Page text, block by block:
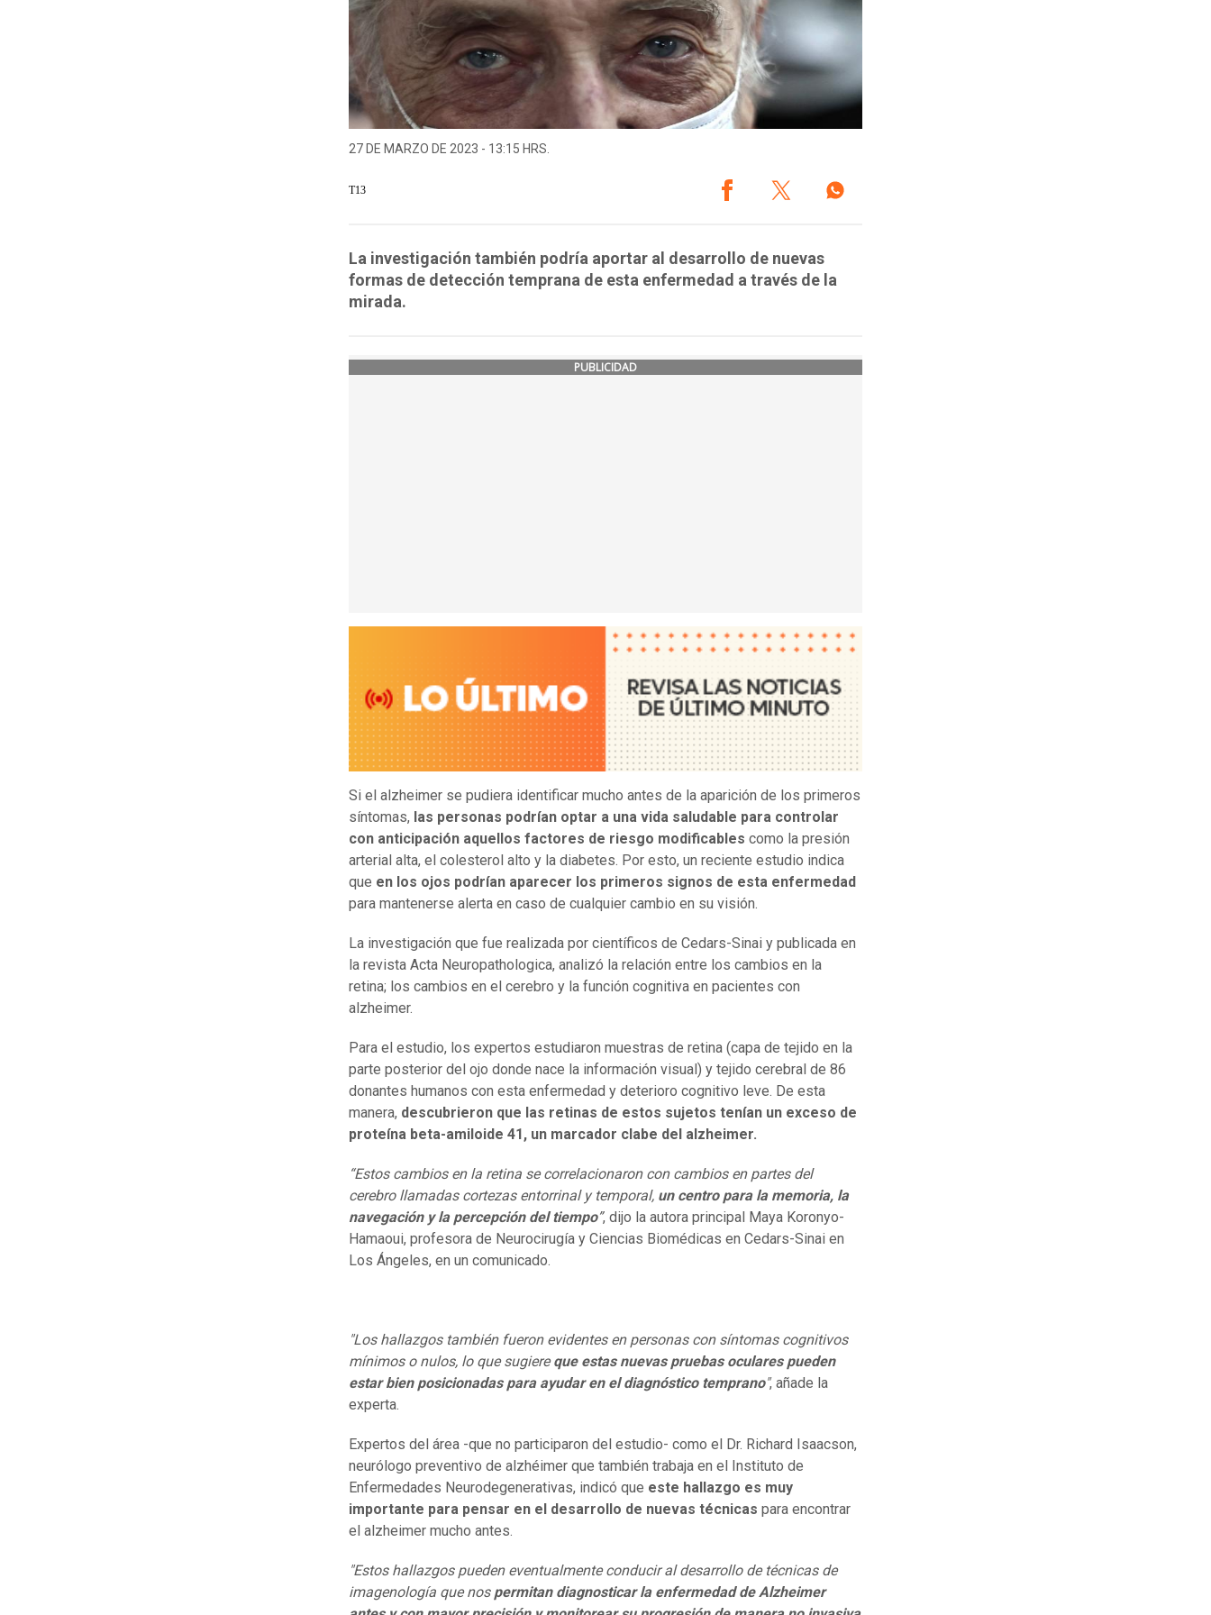
27 DE MARZO DE 2023 - 13:15 HRS.
T13
La investigación también podría aportar al desarrollo de nuevas
formas de detección temprana de esta enfermedad a través de la
mirada.
PUBLICIDAD
Si el alzheimer se pudiera identificar mucho antes de la aparición de los primeros
síntomas, las personas podrían optar a una vida saludable para controlar
con anticipación aquellos factores de riesgo modificables como la presión
arterial alta, el colesterol alto y la diabetes. Por esto, un reciente estudio indica
que en los ojos podrían aparecer los primeros signos de esta enfermedad
para mantenerse alerta en caso de cualquier cambio en su visión.
La investigación que fue realizada por científicos de Cedars-Sinai y publicada en
la revista Acta Neuropathologica, analizó la relación entre los cambios en la
retina; los cambios en el cerebro y la función cognitiva en pacientes con
alzheimer.
Para el estudio, los expertos estudiaron muestras de retina (capa de tejido en la
parte posterior del ojo donde nace la información visual) y tejido cerebral de 86
donantes humanos con esta enfermedad y deterioro cognitivo leve. De esta
manera, descubrieron que las retinas de estos sujetos tenían un exceso de
proteína beta-amiloide 41, un marcador clabe del alzheimer.
“Estos cambios en la retina se correlacionaron con cambios en partes del
cerebro llamadas cortezas entorrinal y temporal, un centro para la memoria, la
navegación y la percepción del tiempo”, dijo la autora principal Maya Koronyo-
Hamaoui, profesora de Neurocirugía y Ciencias Biomédicas en Cedars-Sinai en
Los Ángeles, en un comunicado.
"Los hallazgos también fueron evidentes en personas con síntomas cognitivos
mínimos o nulos, lo que sugiereque estas nuevas pruebas oculares pueden
estar bien posicionadas para ayudar en el diagnóstico temprano", añade la
experta.
Expertos del área -que no participaron del estudio- como el Dr. Richard Isaacson,
neurólogo preventivo de alzhéimer que también trabaja en el Instituto de
Enfermedades Neurodegenerativas, indicó que este hallazgo es muy
importante para pensar en el desarrollo de nuevas técnicas para encontrar
el alzheimer mucho antes.
"Estos hallazgos pueden eventualmente conducir al desarrollo de técnicas de
imagenología que nos permitan diagnosticar la enfermedad de Alzheimer